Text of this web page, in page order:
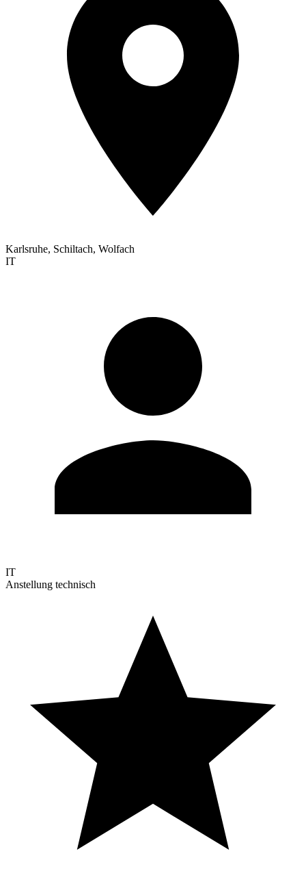
Karlsruhe, Schiltach, Wolfach
IT
IT
Anstellung technisch